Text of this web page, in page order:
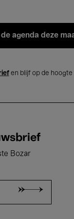
agenda deze
en blijf op de hoogte
Bozar